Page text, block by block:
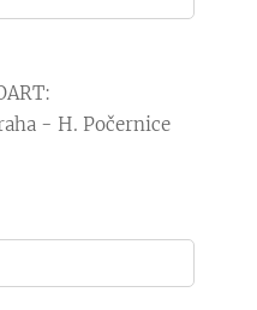
PICTOART:
- H. Počernice